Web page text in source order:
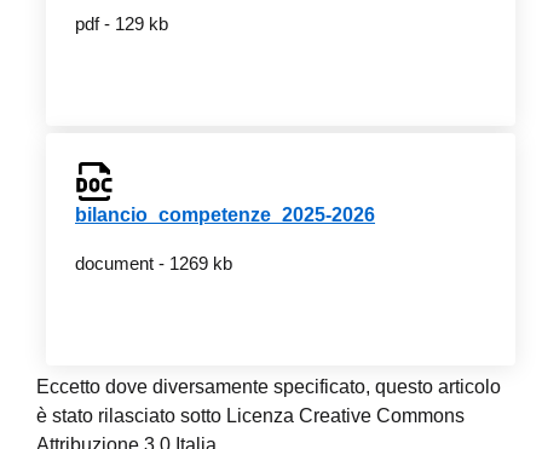
pdf - 129 kb
bilancio_competenze_2025-2026
document - 1269 kb
Eccetto dove diversamente specificato, questo articolo
è stato rilasciato sotto Licenza Creative Commons